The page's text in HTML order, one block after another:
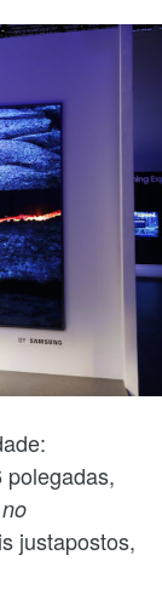
justapostos,